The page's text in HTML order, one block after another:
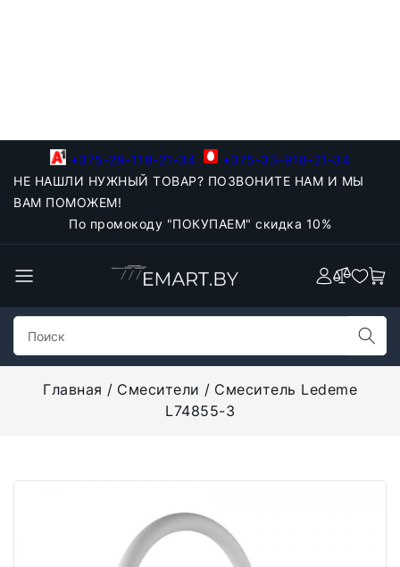
+375-29-118-21-34
+375-33-918-21-34
НЕ НАШЛИ НУЖНЫЙ ТОВАР? ПОЗВОНИТЕ НАМ И МЫ
ВАМ ПОМОЖЕМ!
По промокоду "ПОКУПАЕМ" скидка 10%
Главная Смесители
Смеситель Ledeme
L74855-3